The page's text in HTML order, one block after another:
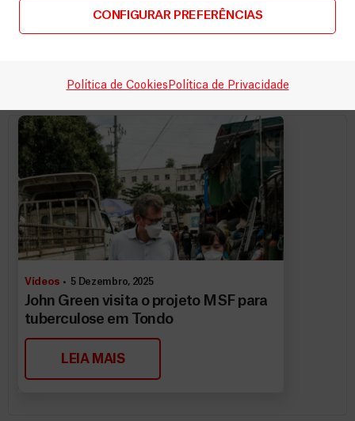
CONFIGURAR PREFERÊNCIAS
Política de Cookies Política de Privacidade
LEIA MAIS
Vídeos 5 Dezembro, 2025
John Green visita o projeto MSF para
tuberculose em Tondo
LEIA MAIS